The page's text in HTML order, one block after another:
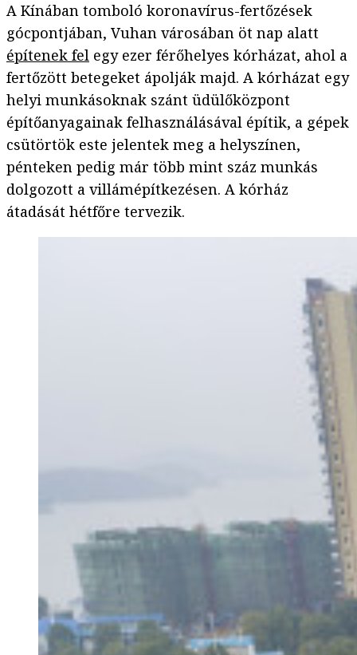
A Kínában tomboló koronavírus-fertőzések
gócpontjában, Vuhan városában öt nap alatt
építenek fel egy ezer férőhelyes kórházat, ahol a
fertőzött betegeket ápolják majd. A kórházat egy
helyi munkásoknak szánt üdülőközpont
építőanyagainak felhasználásával építik, a gépek
csütörtök este jelentek meg a helyszínen,
pénteken pedig már több mint száz munkás
dolgozott a villámépítkezésen. A kórház
átadását hétfőre tervezik.